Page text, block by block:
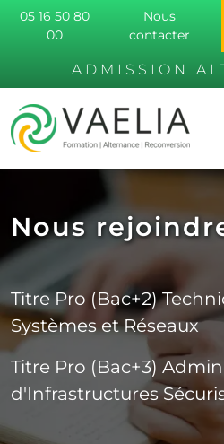
05 16 50 80
00
Nous
contacter
ADMISSION
Nous
Titre Pro (Bac+2)
Systèmes et Réseaux
Titre Pro (Bac+3)
d'Infrastructures